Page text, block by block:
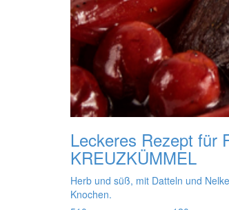
Leckeres Rezept für
KREUZKÜMMEL
Herb und süß, mit Datteln und
Knochen.